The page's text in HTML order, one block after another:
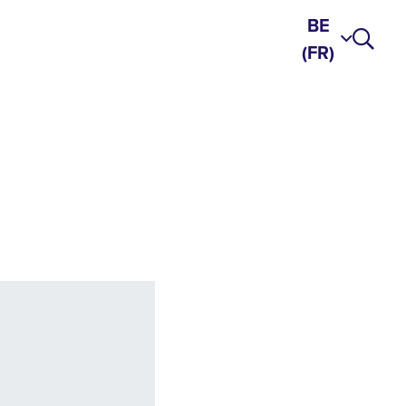
BE
(FR)